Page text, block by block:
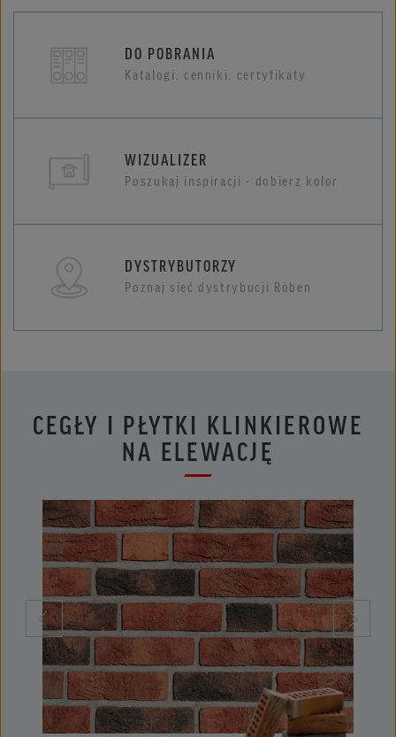
DO POBRANIA
Katalogi, cenniki, certyfikaty
WIZUALIZER
Poszukaj inspiracji - dobierz kolor
DYSTRYBUTORZY
Poznaj sieć dystrybucji Röben
CEGŁY I PŁYTKI KLINKIEROWE
NA ELEWACJĘ